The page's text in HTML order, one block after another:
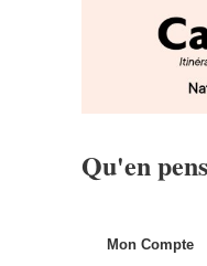
Qu'en
Mon Compte